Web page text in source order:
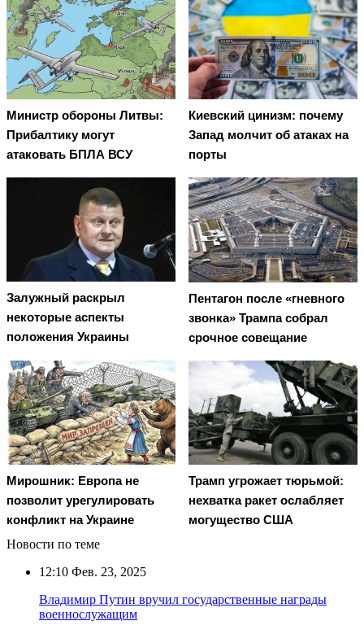
Министр обороны Литвы:
Прибалтику могут
атаковать БПЛА ВСУ
Киевский цинизм: почему
Запад молчит об атаках на
порты
Залужный раскрыл
некоторые аспекты
положения Украины
Пентагон после «гневного
звонка» Трампа собрал
срочное совещание
Мирошник: Европа не
позволит урегулировать
конфликт на Украине
Трамп угрожает тюрьмой:
нехватка ракет ослабляет
могущество США
Новости по теме
12:10 Фев. 23, 2025
Владимир Путин вручил государственные награды
военнослужащим